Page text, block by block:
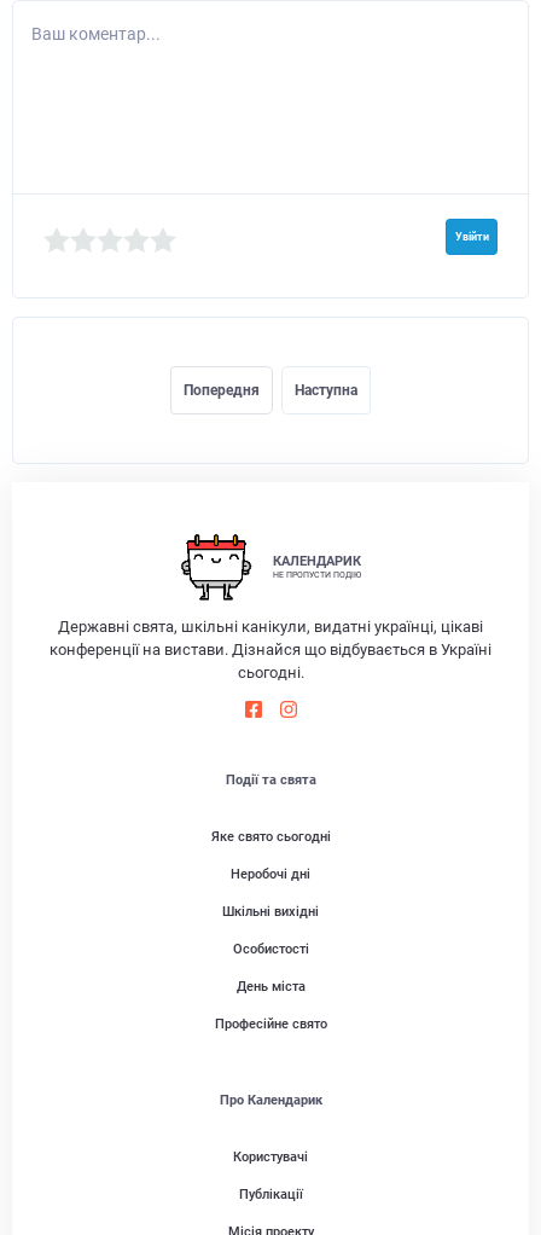
Ваш коментар...
Увійти
Попередня Наступна
КАЛЕНДАРИК
НЕ ПРОПУСТИ ПОДІЮ
Державні свята, шкільні канікули, видатні українці, цікаві
конференції на вистави. Дізнайся що відбувається в Україні
сьогодні.
Події та свята
Яке свято сьогодні
Неробочі дні
Шкільні вихідні
Особистості
День міста
Професійне свято
Про Календарик
Користувачі
Публікації
Місія проекту